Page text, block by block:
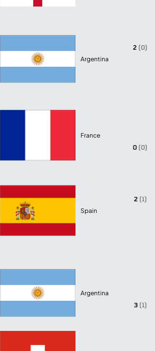
Argentina
2 (0)
France
Spain
0 (0)
2 (1)
Argentina
3 (1)